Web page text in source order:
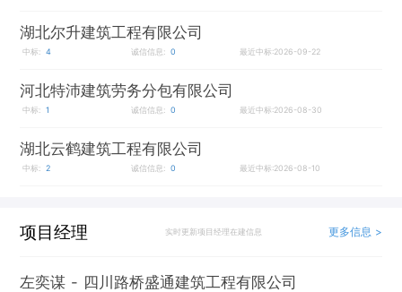
湖北尔升建筑工程有限公司
中标: 4 诚信信息: 0 最近中标:2026-09-22
河北特沛建筑劳务分包有限公司
中标: 1 诚信信息: 0 最近中标:2026-08-30
湖北云鹤建筑工程有限公司
中标: 2 诚信信息: 0 最近中标:2026-08-10
项目经理 实时更新项目经理在建信息 更多信息 >
左奕谋 - 四川路桥盛通建筑工程有限公司